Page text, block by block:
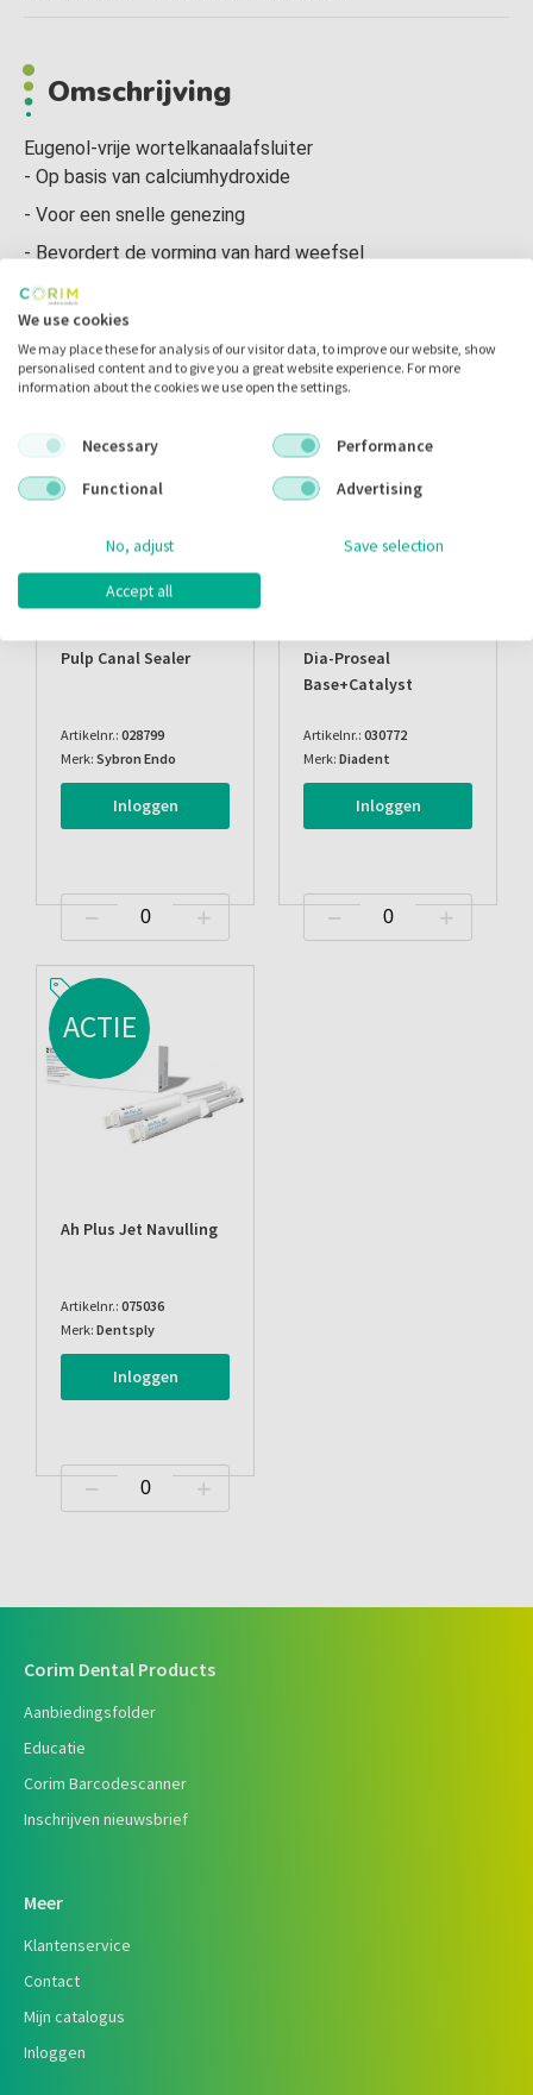
Omschrijving
Eugenol-vrije wortelkanaalafsluiter
- Op basis van calciumhydroxide
- Voor een snelle genezing
- Bevordert de vorming van hard weefsel
Alternatieve producten
Pulp Canal Sealer
Artikelnr.: 028799
Merk: Sybron Endo
Inloggen
Dia-Proseal
Base+catalyst
Artikelnr.: 030772
Merk: Diadent
Inloggen
ACTIE
Ah Plus Jet Navulling
Artikelnr.: 075036
Merk: Dentsply
Inloggen
Corim Dental Products
Aanbiedingsfolder
Educatie
Corim Barcodescanner
Inschrijven nieuwsbrief
Meer
Klantenservice
Contact
Mijn catalogus
Inloggen
We use cookies
We may place these for analysis of our visitor data, to improve our website, show
personalised content and to give you a great website experience. For more
information about the cookies we use open the settings.
Necessary
Performance
Functional
Advertising
No, adjust Save selection
Accept all